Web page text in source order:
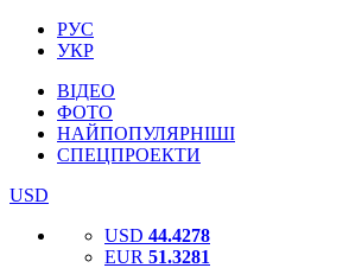
РУС
УКР
ВІДЕО
ФОТО
НАЙПОПУЛЯРНІШІ
СПЕЦПРОЕКТИ
USD
USD 44.4278
EUR 51.3281